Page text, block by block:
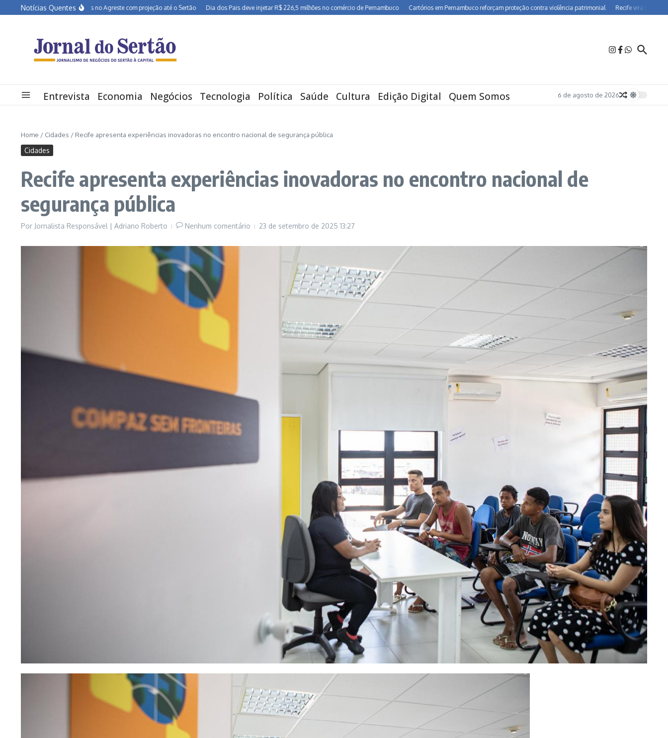
Ir para o conteúdo
Notícias Quentes
BR-232 entra em obras no Agreste com projeção até o Sertão Dia dos Pais deve injetar R$ 226,5 milhões no comércio de Pernambuco Cartórios em Pernambuco reforçam proteção contra violência patrimonial Recife vira polo de
Entrevista Economia Negócios Tecnologia Política Saúde Cultura Edição Digital Quem Somos 6 de agosto de 2026
Home / Cidades / Recife apresenta experiências inovadoras no encontro nacional de segurança pública
Cidades
Recife apresenta experiências inovadoras no encontro nacional de
segurança pública
Por Jornalista Responsável | Adriano Roberto Nenhum comentário 23 de setembro de 2025 13:27